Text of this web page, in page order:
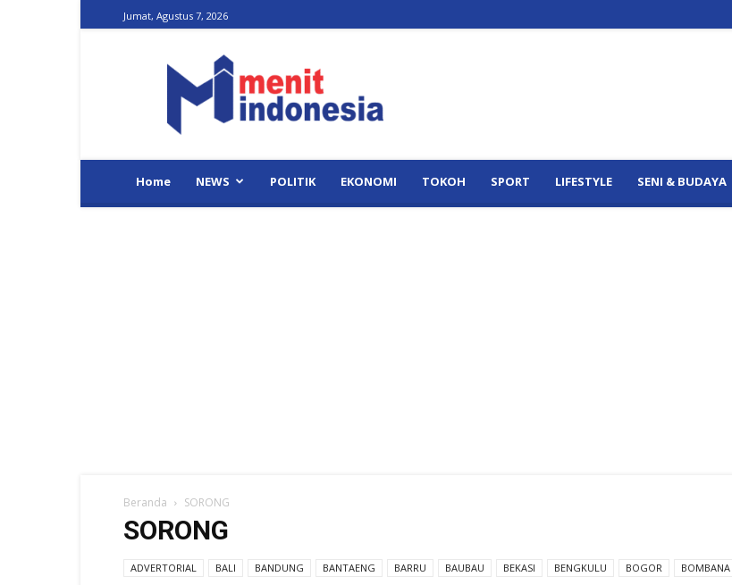
Jumat, Agustus 7, 2026
Indonesia
Home NEWS POLITIK EKONOMI TOKOH SPORT LIFESTYLE SENI & BUDAYA
Beranda SORONG
SORONG
ADVERTORIAL BALI BANDUNG BANTAENG BARRU BAUBAU BEKASI BENGKULU BOGOR BOMBANA